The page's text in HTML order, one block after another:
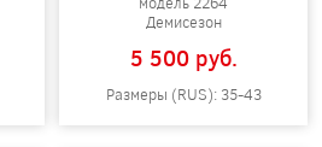
Демисезон
5 500 pуб.
Размеры (RUS): 35-43